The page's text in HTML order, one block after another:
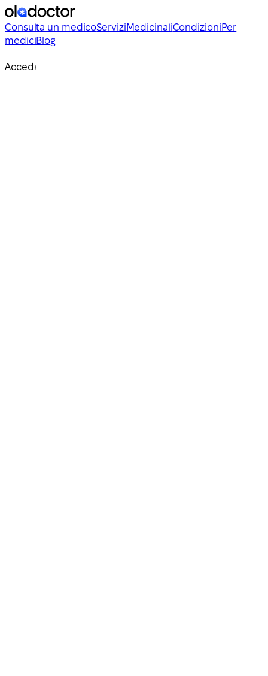
Consulta un medicoServiziMedicinaliCondizioniPer
mediciBlog
Accedi